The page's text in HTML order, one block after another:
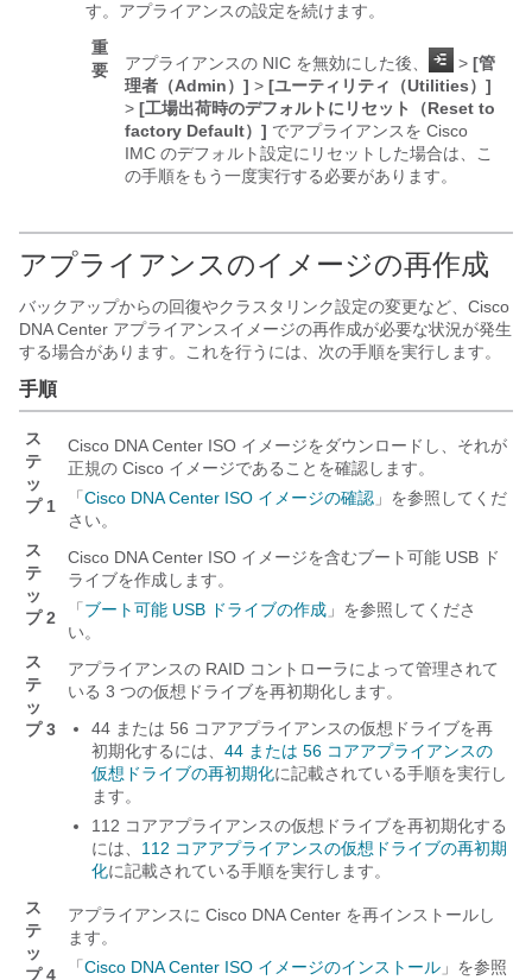
す。アプライアンスの設定を続けます。
重
要
アプライアンスの NIC を無効にした後、 > [管
理者（Admin）] > [ユーティリティ（Utilities）]
> [工場出荷時のデフォルトにリセット（Reset to
factory Default）] でアプライアンスを Cisco
IMC のデフォルト設定にリセットした場合は、こ
の手順をもう一度実行する必要があります。
アプライアンスのイメージの再作成
バックアップからの回復やクラスタリンク設定の変更など、 Cisco
DNA Center アプライアンスイメージの再作成が必要な状況が発生
する場合があります。これを行うには、次の手順を実行します。
手順
ス
テ
ッ
プ 1
Cisco DNA Center ISO イメージをダウンロードし、それが
正規の Cisco イメージであることを確認します。
「 Cisco DNA Center ISO イメージの確認 」を参照してくだ
さい。
ス
テ
ッ
プ 2
Cisco DNA Center ISO イメージを含むブート可能 USB ド
ライブを作成します。
「 ブート可能 USB ドライブの作成 」を参照してくださ
い。
ス
テ
ッ
プ 3
アプライアンスの RAID コントローラによって管理されて
いる 3 つの仮想ドライブを再初期化します。
44 または 56 コアアプライアンスの仮想ドライブを再
初期化するには、 44 または 56 コアアプライアンスの
仮想ドライブの再初期化に記載されている手順を実行し
ます。
112 コアアプライアンスの仮想ドライブを再初期化する
には、 112 コアアプライアンスの仮想ドライブの再初期
化に記載されている手順を実行します。
ス
テ
ッ
プ 4
アプライアンスに Cisco DNA Center を再インストールし
ます。
「 Cisco DNA Center ISO イメージのインストール 」を参照